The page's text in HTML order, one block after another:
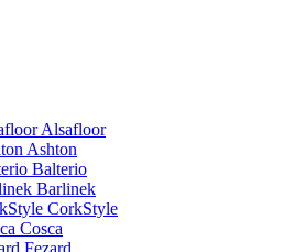
Alsafloor
Ashton
Balterio
Barlinek
CorkStyle
Cosca
Fezard